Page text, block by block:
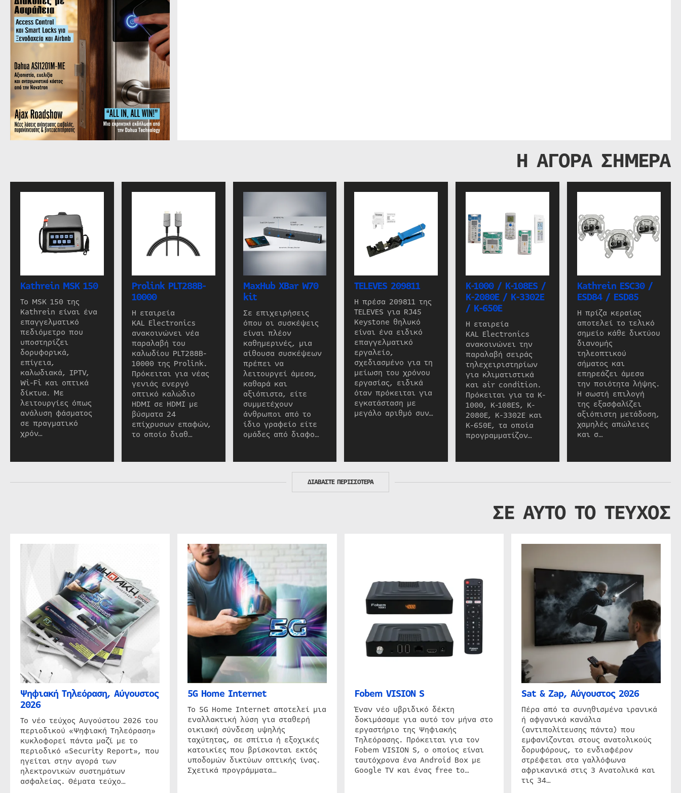
Η ΑΓΟΡΑ ΣΗΜΕΡΑ
Kathrein MSK 150
Το MSK 150 της
Kathrein είναι ένα
επαγγελματικό
πεδιόμετρο που
υποστηρίζει
δορυφορικά,
επίγεια,
καλωδιακά, IPTV,
Wi-Fi και οπτικά
δίκτυα. Με
λειτουργίες όπως
ανάλυση φάσματος
σε πραγματικό
χρόν…
Prolink PLT288B-
10000
Η εταιρεία
KAL Electronics
ανακοινώνει νέα
παραλαβή του
καλωδίου PLT288B-
10000 της Prolink.
Πρόκειται για νέας
γενιάς ενεργό
οπτικό καλώδιο
HDMI σε HDMI με
βύσματα 24
επίχρυσων επαφών,
το οποίο διαθ…
MaxHub XBar W70
kit
Σε επιχειρήσεις
όπου οι συσκέψεις
είναι πλέον
καθημερινές, μια
αίθουσα συσκέψεων
πρέπει να
λειτουργεί άμεσα,
καθαρά και
αξιόπιστα, είτε
συμμετέχουν
άνθρωποι από το
ίδιο γραφείο είτε
ομάδες από διαφο…
TELEVES 209811
Η πρέσα 209811 της
TELEVES για RJ45
Keystone θηλυκό
είναι ένα ειδικό
επαγγελματικό
εργαλείο,
σχεδιασμένο για τη
μείωση του χρόνου
εργασίας, ειδικά
όταν πρόκειται για
εγκατάσταση με
μεγάλο αριθμό συν…
K-1000 / K-108ES /
K-2080E / K-3302E
/ K-650E
Η εταιρεία
KAL Electronics
ανακοινώνει την
παραλαβή σειράς
τηλεχειριστηρίων
για κλιματιστικά
και air condition.
Πρόκειται για τα K-
1000, K-108ES, K-
2080E, K-3302E και
K-650E, τα οποία
προγραμματίζον…
Kathrein ESC30 /
ESD84 / ESD85
Η πρίζα κεραίας
αποτελεί το τελικό
σημείο κάθε δικτύου
διανομής
τηλεοπτικού
σήματος και
επηρεάζει άμεσα
την ποιότητα λήψης.
Η σωστή επιλογή
της εξασφαλίζει
αξιόπιστη μετάδοση,
χαμηλές απώλειες
και σ…
ΔΙΑΒΑΣΤΕ ΠΕΡΙΣΣΟΤΕΡΑ
ΣΕ ΑΥΤΟ ΤΟ ΤΕΥΧΟΣ
Ψηφιακή Τηλεόραση, Αύγουστος
2026
Το νέο τεύχος Αυγούστου 2026 του
περιοδικού «Ψηφιακή Τηλεόραση»
κυκλοφορεί πάντα μαζί με το
περιοδικό «Security Report», που
ηγείται στην αγορά των
ηλεκτρονικών συστημάτων
ασφαλείας. Θέματα τεύχο…
5G Home Internet
Το 5G Home Internet αποτελεί μια
εναλλακτική λύση για σταθερή
οικιακή σύνδεση υψηλής
ταχύτητας, σε σπίτια ή εξοχικές
κατοικίες που βρίσκονται εκτός
υποδομών δικτύων οπτικής ίνας.
Σχετικά προγράμματα…
Fobem VISION S
Έναν νέο υβριδικό δέκτη
δοκιμάσαμε για αυτό τον μήνα στο
εργαστήριο της Ψηφιακής
Τηλεόρασης. Πρόκειται για τον
Fobem VISION S, ο οποίος είναι
ταυτόχρονα ένα Android Box με
Google TV και ένας free to…
Sat & Zap, Αύγουστος 2026
Πέρα από τα συνηθισμένα ιρανικά
ή αφγανικά κανάλια
(αντιπολίτευσης πάντα) που
εμφανίζονται στους ανατολικούς
δορυφόρους, το ενδιαφέρον
στρέφεται στα γαλλόφωνα
αφρικανικά στις 3 Ανατολικά και
τις 34…